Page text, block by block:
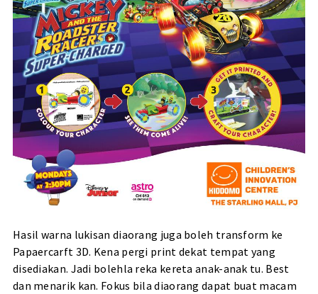
Hasil warna lukisan diaorang juga boleh transform ke
Papaercarft 3D. Kena pergi print dekat tempat yang
disediakan. Jadi bolehla reka kereta anak-anak tu. Best
dan menarik kan. Fokus bila diaorang dapat buat macam